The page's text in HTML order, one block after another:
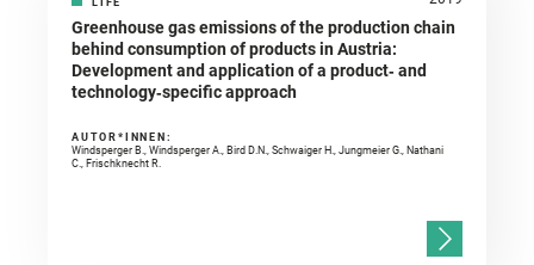
Greenhouse gas emissions of the production chain
behind consumption of products in Austria:
Development and application of a product‐ and
technology‐specific approach
AUTOR*INNEN:
Windsperger B., Windsperger A., Bird D.N., Schwaiger H., Jungmeier G., Nathani
C., Frischknecht R.